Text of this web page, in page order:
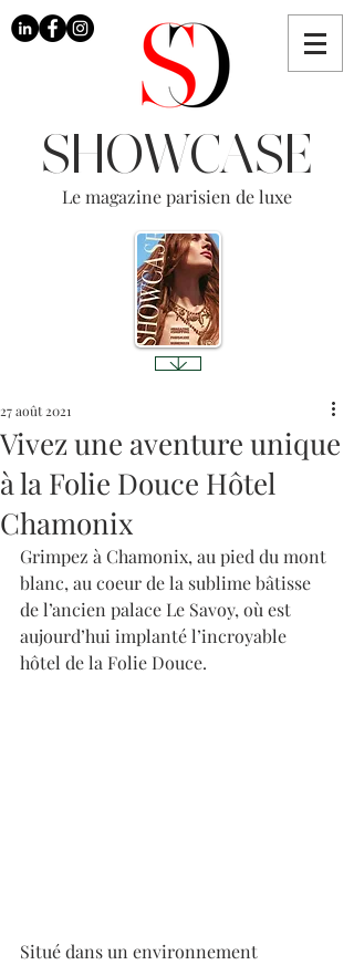
SHOWCASE
Le magazine parisien de luxe
Vivez une aventure unique
à la Folie Douce Hôtel
Chamonix
27 août 2021
Grimpez à Chamonix, au pied du mont
blanc, au coeur de la sublime bâtisse
de l’ancien palace Le Savoy, où est
aujourd’hui implanté l’incroyable
hôtel de la Folie Douce.
Situé dans un environnement